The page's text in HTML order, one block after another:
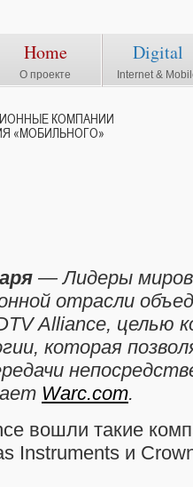
Home
О проекте
Digital
Internet &
КОМПАНИИ
«МОБИЛЬНОГО»
— Лидеры
отрасли
Alliance, целью
которая
Warc.com.
вошли такие
Instruments и